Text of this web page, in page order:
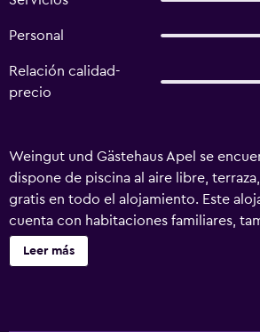
Personal
Relación calidad-
precio
Weingut und Gästehaus Apel se
dispone de piscina al aire libre,
gratis en todo el alojamiento. Este
cuenta con habitaciones familiares,
de juegos infantil. Este alojamiento
24 km de Trier Theater. En la posada u
Leer más